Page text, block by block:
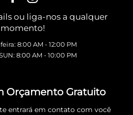
ou liga-nos a qualquer
momento!
8:00 AM - 12:00 PM
8:00 AM - 10:00 PM
Orçamento Gratuito
entrará em contato com você